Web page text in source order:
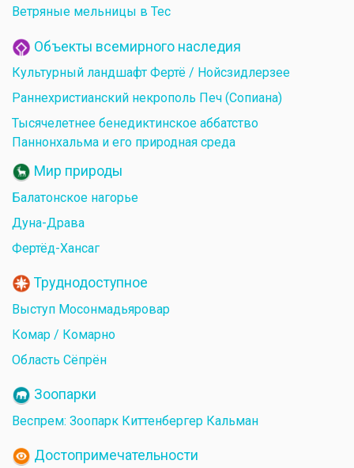
Ветряные мельницы в Тес
Объекты всемирного наследия
Культурный ландшафт Фертё / Нойсзидлерзее
Раннехристианский некрополь Печ (Сопиана)
Тысячелетнее бенедиктинское аббатство
Паннонхальма и его природная среда
Мир природы
Балатонское нагорье
Дуна-Драва
Фертёд-Хансаг
Труднодоступное
Выступ Мосонмадьяровар
Комар / Комарно
Область Сёпрён
Зоопарки
Веспрем: Зоопарк Киттенбергер Кальман
Достопримечательности